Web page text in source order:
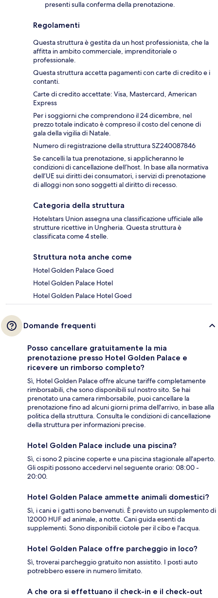
presenti sulla conferma della prenotazione.
Regolamenti
Questa struttura è gestita da un host professionista, che la
affitta in ambito commerciale, imprenditoriale o
professionale.
Questa struttura accetta pagamenti con carte di credito e i
contanti.
Carte di credito accettate: Visa, Mastercard, American
Express
Per i soggiorni che comprendono il 24 dicembre, nel
prezzo totale indicato è compreso il costo del cenone di
gala della vigilia di Natale.
Numero di registrazione della struttura SZ240087846
Se cancelli la tua prenotazione, si applicheranno le
condizioni di cancellazione dell’host. In base alla normativa
dell’UE sui diritti dei consumatori, i servizi di prenotazione
di alloggi non sono soggetti al diritto di recesso.
Categoria della struttura
Hotelstars Union assegna una classificazione ufficiale alle
strutture ricettive in Ungheria. Questa struttura è
classificata come 4 stelle.
Struttura nota anche come
Hotel Golden Palace Goed
Hotel Golden Palace Hotel
Hotel Golden Palace Hotel Goed
Domande frequenti
Posso cancellare gratuitamente la mia
prenotazione presso Hotel Golden Palace e
ricevere un rimborso completo?
Sì, Hotel Golden Palace offre alcune tariffe completamente
rimborsabili, che sono disponibili sul nostro sito. Se hai
prenotato una camera rimborsabile, puoi cancellare la
prenotazione fino ad alcuni giorni prima dell'arrivo, in base alla
politica della struttura. Consulta le condizioni di cancellazione
della struttura per informazioni precise.
Hotel Golden Palace include una piscina?
Sì, ci sono 2 piscine coperte e una piscina stagionale all'aperto.
Gli ospiti possono accedervi nel seguente orario: 08:00 -
20:00.
Hotel Golden Palace ammette animali domestici?
Sì, i cani e i gatti sono benvenuti. È previsto un supplemento di
12000 HUF ad animale, a notte. Cani guida esenti da
supplementi. Sono disponibili ciotole per il cibo e l'acqua.
Hotel Golden Palace offre parcheggio in loco?
Sì, troverai parcheggio gratuito non assistito. I posti auto
potrebbero essere in numero limitato.
A che ora si effettuano il check-in e il check-out